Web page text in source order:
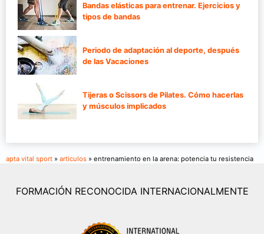
Bandas elásticas para entrenar. Ejercicios y
tipos de bandas
Periodo de adaptación al deporte, después
de las Vacaciones
Tijeras o Scissors de Pilates. Cómo hacerlas
y músculos implicados
apta vital sport » articulos » entrenamiento en la arena: potencia tu resistencia
FORMACIÓN RECONOCIDA INTERNACIONALMENTE